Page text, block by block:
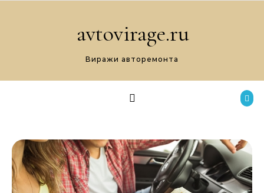
avtovirage.ru
Виражи авторемонта